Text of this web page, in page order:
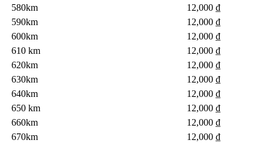
580km
12,000 ₫
590km
12,000 ₫
600km
12,000 ₫
610 km
12,000 ₫
620km
12,000 ₫
630km
12,000 ₫
640km
12,000 ₫
650 km
12,000 ₫
660km
12,000 ₫
670km
12,000 ₫